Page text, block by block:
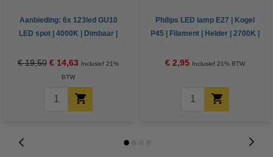
Aanbieding: 6x 123led GU10
LED spot | 4000K | Dimbaar |
€ 19,50 € 14,63 Inclusief 21%
BTW
Philips LED lamp E27 | Kogel
P45 | Filament | Helder | 2700K |
€ 2,95 Inclusief 21% BTW